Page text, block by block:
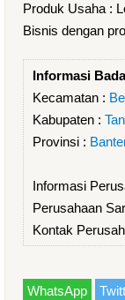
Produk Usaha :
Bisnis dengan
Informasi
Kecamatan :
Kabupaten :
Provinsi :
Informasi
Perusahaan
Kontak
WhatsApp